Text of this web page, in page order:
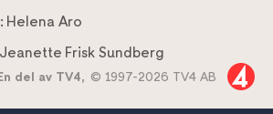
Helena Aro
Jeanette Frisk Sundberg
del av TV4, © 1997-2026 TV4 AB